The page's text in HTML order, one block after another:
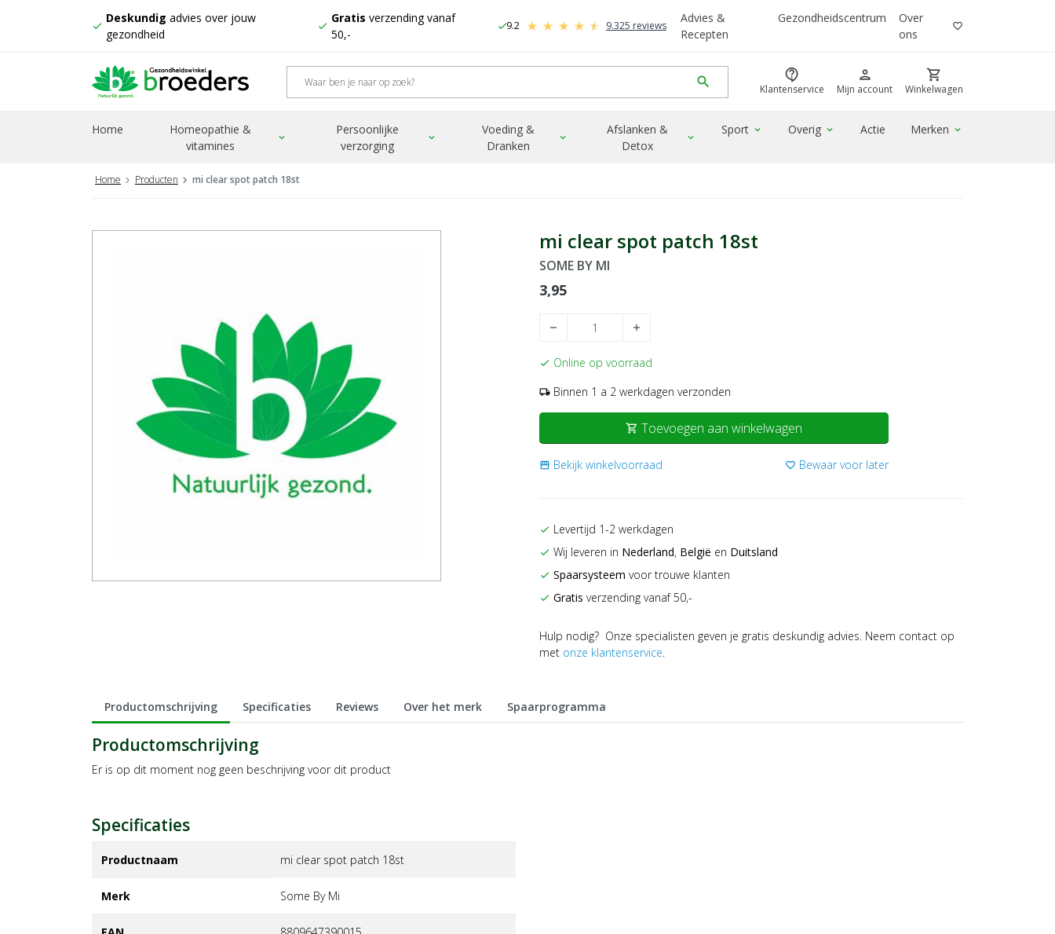
check
Deskundig advies over jouw
gezondheid
check
Gratis verzending vanaf
50,-
check9.2 9.325 reviews
Advies &
Recepten
Gezondheidscentrum
Over
ons
favorite_border
search contact_support
Klantenservice
person
Mijn account
shopping_cart
Winkelwagen
Home
Homeopathie &
vitamines
expand_more
Persoonlijke
verzorging
expand_more
Voeding &
Dranken
expand_more
Afslanken &
Detox
expand_more
Sport expand_more Overig expand_more Actie Merken expand_more
Home Producten mi clear spot patch 18st
mi clear spot patch 18st
SOME BY MI
3,95
remove add
check Online op voorraad
local_shipping Binnen 1 a 2 werkdagen verzonden
shopping_cart Toevoegen aan winkelwagen
storefront Bekijk winkelvoorraad favorite_border Bewaar voor later
check Levertijd 1-2 werkdagen
check Wij leveren in Nederland, België en Duitsland
check Spaarsysteem voor trouwe klanten
check Gratis verzending vanaf 50,-
Hulp nodig? Onze specialisten geven je gratis deskundig advies. Neem contact op
met onze klantenservice.
Productomschrijving Specificaties Reviews Over het merk Spaarprogramma
Productomschrijving
Er is op dit moment nog geen beschrijving voor dit product
Specificaties
Productnaam mi clear spot patch 18st
Merk some by mi